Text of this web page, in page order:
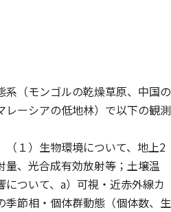
（モンゴルの乾燥草原、中国の
レーシアの低地林）で以下の観測
１）生物環境について、地上2
、光合成有効放射等；土壌温
ついて、a）可視・近赤外線カ
季節相・個体群動態（個体数、生